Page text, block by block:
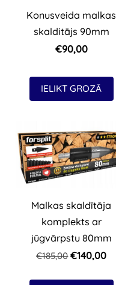
Konusveida malkas
skalditājs 90mm
€90,00
IELIKT GROZĀ
Malkas skaldītāja
komplekts ar
jūgvārpstu 80mm
€185,00 €140,00